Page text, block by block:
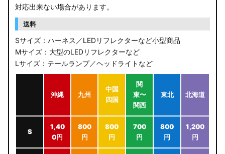
対応出来ない場合があります。
送料
Sサイズ：ハーネス／LEDリフレクターなど小型商品
Mサイズ：大型のLEDリフレクターなど
Lサイズ：テールランプ／ヘッドライトなど
沖縄 九州
中国
四国
関
東〜
関西
東北 北海道
S
1,40
0円
800
円
800
円
700
円
800
円
1,200
円